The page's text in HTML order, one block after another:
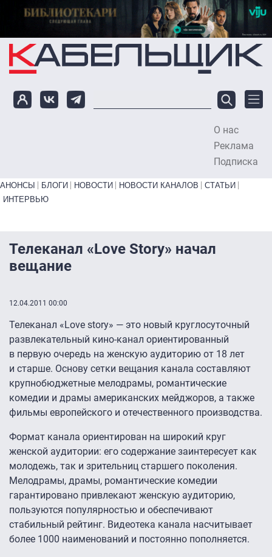
Перейти к основному содержанию
О нас
Реклама
Подписка
Primary links bottom
АНОНСЫ БЛОГИ НОВОСТИ НОВОСТИ КАНАЛОВ
СТАТЬИ
ИНТЕРВЬЮ
Телеканал «Love Story» начал
вещание
12.04.2011 00:00
Телеканал «Love story» — это новый круглосуточный
развлекательный кино-канал ориентированный
в первую очередь на женскую аудиторию от 18 лет
и старше. Основу сетки вещания канала составляют
крупнобюджетные мелодрамы, романтические
комедии и драмы американских мейджоров, а также
фильмы европейского и отечественного производства.
Формат канала ориентирован на широкий круг
женской аудитории: его содержание заинтересует как
молодежь, так и зрительниц старшего поколения.
Мелодрамы, драмы, романтические комедии
гарантировано привлекают женскую аудиторию,
пользуются популярностью и обеспечивают
стабильный рейтинг. Видеотека канала насчитывает
более 1000 наименований и постоянно пополняется.